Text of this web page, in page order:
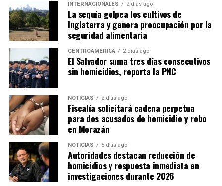
Sheinbaum destacó que la organización conjunta del
torneo demostró la capacidad de cooperación entre los
tres países anfitriones.
«Cuando trabajamos
unidos, somos capaces de
hacer realidad grandes
proyectos y de dejar un
legado de cooperación,
amistad y esperanza para
INTERNACIONALES 2 días ago
La sequía golpea los cultivos de
Inglaterra y genera preocupación por la
seguridad alimentaria
CENTROAMÉRICA 2 días ago
El Salvador suma tres días consecutivos
sin homicidios, reporta la PNC
NOTICIAS 2 días ago
Fiscalía solicitará cadena perpetua
para dos acusados de homicidio y robo
en Morazán
NOTICIAS 5 días ago
Autoridades destacan reducción de
homicidios y respuesta inmediata en
investigaciones durante 2026